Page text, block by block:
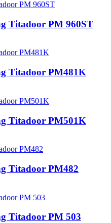
Titadoor PM 960ST
Titadoor PM481K
Titadoor PM501K
Titadoor PM482
Titadoor PM 503